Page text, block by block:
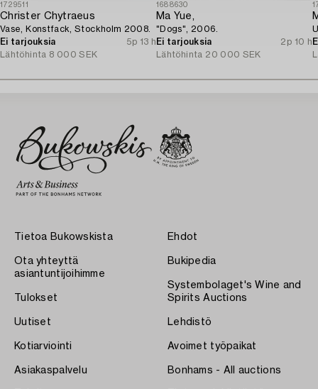
1729511
Christer Chytraeus
Vase, Konstfack, Stockholm 2008.
Ei tarjouksia
5p 13 h
Lähtöhinta 8 000 SEK
1688630
Ma Yue,
"Dogs", 2006.
Ei tarjouksia
2p 10 h
Lähtöhinta 20 000 SEK
Tietoa Bukowskista
Ota yhteyttä
asiantuntijoihimme
Tulokset
Uutiset
Kotiarviointi
Asiakaspalvelu
Ehdot
Bukipedia
Systembolaget's Wine and
Spirits Auctions
Lehdistö
Avoimet työpaikat
Bonhams - All auctions